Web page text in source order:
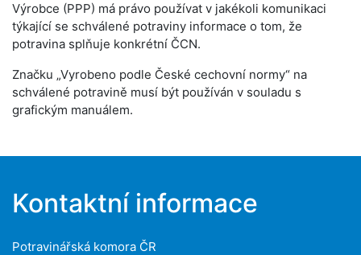
Výrobce (PPP) má právo používat v jakékoli komunikaci
týkající se schválené potraviny informace o tom, že
potravina splňuje konkrétní ČCN.
Značku „Vyrobeno podle České cechovní normy“ na
schválené potravině musí být používán v souladu s
grafickým manuálem.
Kontaktní informace
Potravinářská komora ČR